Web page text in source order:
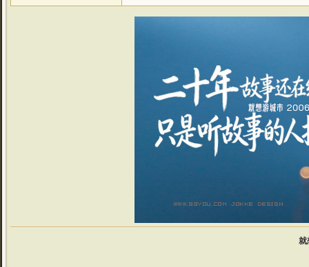
就